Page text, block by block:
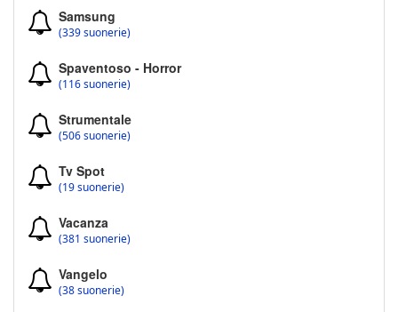
Samsung
(339 suonerie)
Spaventoso - Horror
(116 suonerie)
Strumentale
(506 suonerie)
Tv Spot
(19 suonerie)
Vacanza
(381 suonerie)
Vangelo
(38 suonerie)